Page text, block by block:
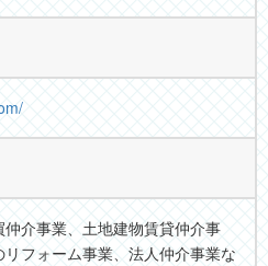
介事業、土地建物賃貸仲介事
フォーム事業、法人仲介事業な